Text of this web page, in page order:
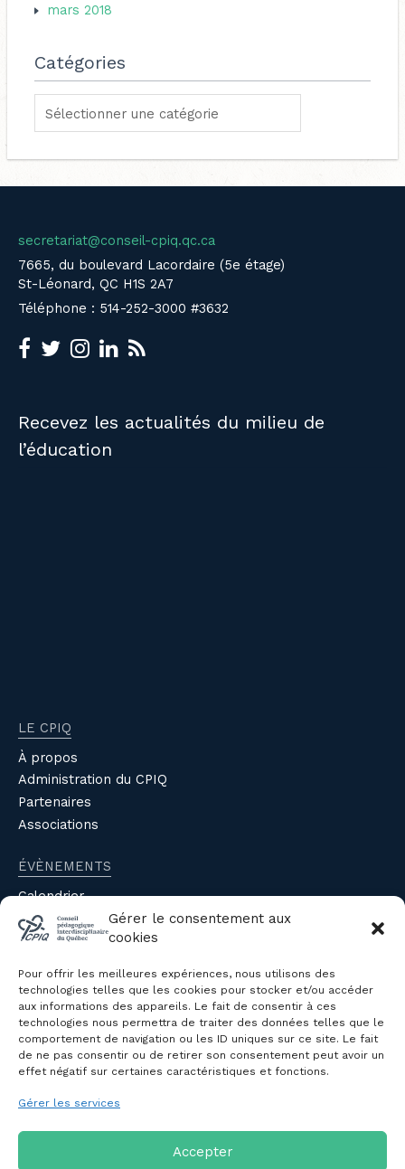
Gérer le consentement aux
cookies
Pour offrir les meilleures expériences, nous utilisons des
technologies telles que les cookies pour stocker et/ou accéder
aux informations des appareils. Le fait de consentir à ces
technologies nous permettra de traiter des données telles que le
comportement de navigation ou les ID uniques sur ce site. Le fait
de ne pas consentir ou de retirer son consentement peut avoir un
effet négatif sur certaines caractéristiques et fonctions.
Gérer les services
Accepter
mars 2018
Catégories
secretariat@conseil-cpiq.qc.ca
7665, du boulevard Lacordaire (5e étage)
St-Léonard, QC H1S 2A7
Téléphone : 514-252-3000 #3632
Recevez les actualités du milieu de
l’éducation
LE CPIQ
À propos
Administration du CPIQ
Partenaires
Associations
ÉVÈNEMENTS
Calendrier
Évènements du CPIQ
Revue
Avis et mémoires
Autres publications
NOUS JOINDRE
Politique de confidentialité des
Politique de cookies (CA)